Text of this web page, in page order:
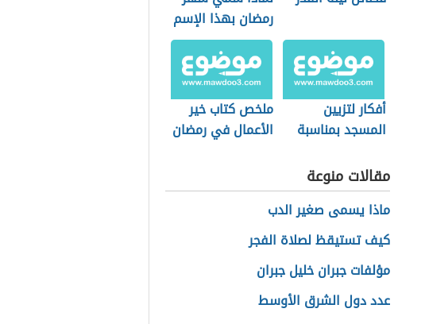
رمضان بهذا الإسم
أفكار لتزيين
المسجد بمناسبة
ملخص كتاب خير
الأعمال في رمضان
مقالات منوعة
ماذا يسمى صغير الدب
كيف تستيقظ لصلاة الفجر
مؤلفات جبران خليل جبران
عدد دول الشرق الأوسط